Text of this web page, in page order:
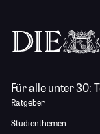
Für alle unter 30:
Ratgeber
Studienthemen